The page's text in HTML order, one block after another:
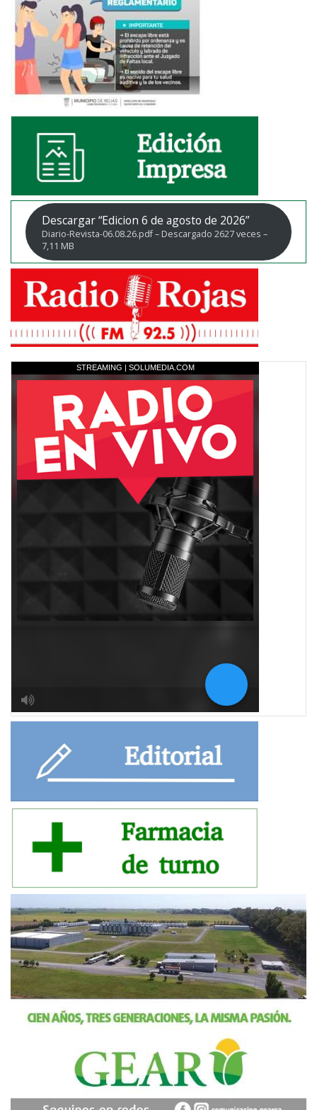
Descargar “Edicion 6 de agosto de 2026”
Diario-Revista-06.08.26.pdf – Descargado 2627 veces –
7,11 MB